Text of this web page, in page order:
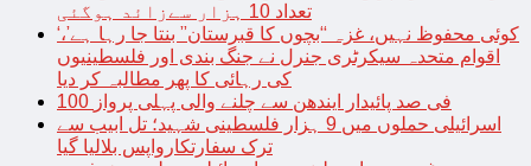
تعداد 10 ہزار سےزائد ہوگئی
‘کوئی محفوظ نہیں، غزہ “بچوں کا قبرستان” بنتا جا رہا ہے’،
اقوام متحدہ سیکرٹری جنرل نے جنگ بندی اور فلسطینیوں
کی رہائی کا پھر مطالبہ کر دیا
100 فی صد پائیدار ایندھن سے چلنے والی پہلی پرواز
اسرائیلی حملوں میں 9 ہزار فلسطینی شہید؛ تل ابیب سے
ترک سفارتکارواپس بلالیا گیا